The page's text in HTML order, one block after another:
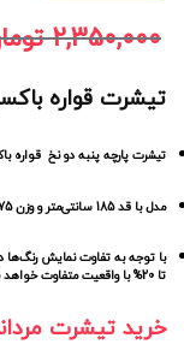
2,350,000
تیشرت قواره
تیشرت پارچه پنبه دو نخ قواره
مدل با قد 185 سانتی‌متر و وزن 75 کیلوگرم سایز L را پوشیده است
با توجه به تفاوت نمایش
تا 20% با واقعیت متفاوت خواهد بود.
خرید تیشرت